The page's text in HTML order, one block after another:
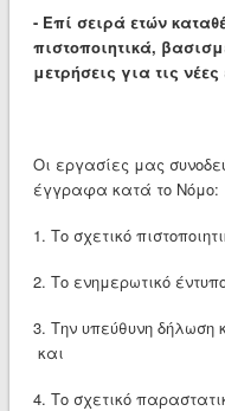
- Επί σειρά ετών
πιστοποιητικά,
μετρήσεις για τις
Οι εργασίες μας
έγγραφα κατά το Νόμο:
1. Το σχετικό
2. Το ενημερωτικό
3. Την υπεύθυνη δήλωση
και
4. Το σχετικό